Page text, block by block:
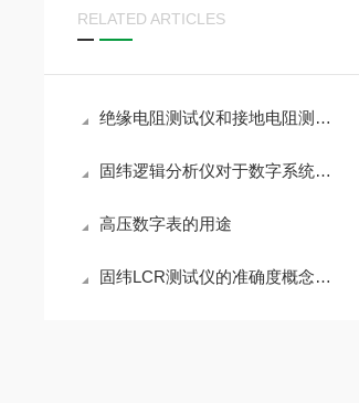
RELATED ARTICLES
绝缘电阻测试仪和接地电阻测试仪的测试方式区
固纬逻辑分析仪对于数字系统的调试和分析至关重要
高压数字表的用途
固纬LCR测试仪的准确度概念探讨